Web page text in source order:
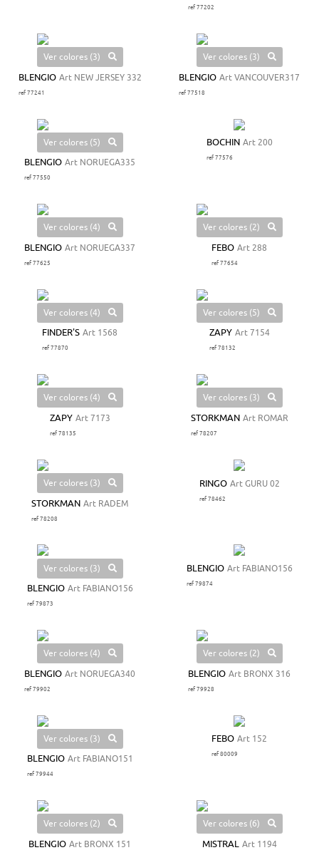
ref 77202
Ver colores (3)
BLENGIO Art NEW JERSEY 332
ref 77241
Ver colores (3)
BLENGIO Art VANCOUVER317
ref 77518
Ver colores (5)
BLENGIO Art NORUEGA335
ref 77550
BOCHIN Art 200
ref 77576
Ver colores (4)
BLENGIO Art NORUEGA337
ref 77625
Ver colores (2)
FEBO Art 288
ref 77654
Ver colores (4)
FINDER'S Art 1568
ref 77870
Ver colores (5)
ZAPY Art 7154
ref 78132
Ver colores (4)
ZAPY Art 7173
ref 78135
Ver colores (3)
STORKMAN Art ROMAR
ref 78207
Ver colores (3)
STORKMAN Art RADEM
ref 78208
RINGO Art GURU 02
ref 78462
Ver colores (3)
BLENGIO Art FABIANO156
ref 79873
BLENGIO Art FABIANO156
ref 79874
Ver colores (4)
BLENGIO Art NORUEGA340
ref 79902
Ver colores (2)
BLENGIO Art BRONX 316
ref 79928
Ver colores (3)
BLENGIO Art FABIANO151
ref 79944
FEBO Art 152
ref 80009
Ver colores (2)
BLENGIO Art BRONX 151
Ver colores (6)
MISTRAL Art 1194